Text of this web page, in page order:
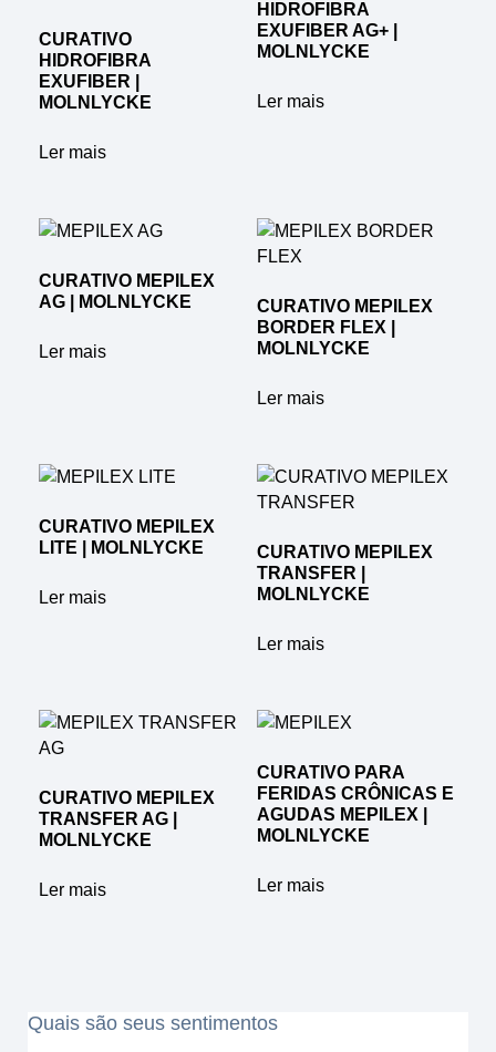
CURATIVO
HIDROFIBRA
EXUFIBER |
MOLNLYCKE
Ler mais
HIDROFIBRA
EXUFIBER AG+ |
MOLNLYCKE
Ler mais
CURATIVO MEPILEX
AG | MOLNLYCKE
Ler mais
CURATIVO MEPILEX
BORDER FLEX |
MOLNLYCKE
Ler mais
CURATIVO MEPILEX
LITE | MOLNLYCKE
Ler mais
CURATIVO MEPILEX
TRANSFER |
MOLNLYCKE
Ler mais
CURATIVO MEPILEX
TRANSFER AG |
MOLNLYCKE
Ler mais
CURATIVO PARA
FERIDAS CRÔNICAS E
AGUDAS MEPILEX |
MOLNLYCKE
Ler mais
Quais são seus sentimentos